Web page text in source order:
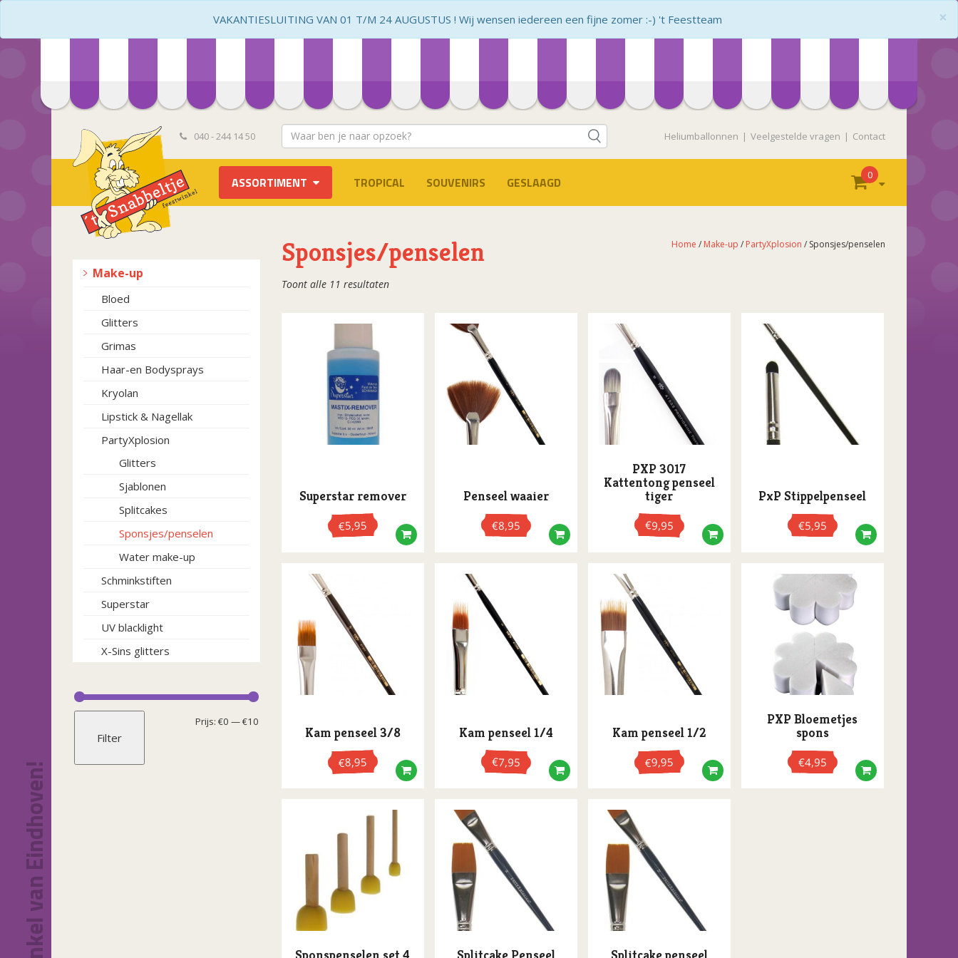
×
VAKANTIESLUITING VAN 01 T/M 24 AUGUSTUS ! Wij wensen iedereen een fijne zomer :-) 't Feestteam
040 - 244 14 50 Heliumballonnen Veelgestelde vragen Contact
ASSORTIMENT TROPICAL SOUVENIRS GESLAAGD 0
Make-up
Bloed
Glitters
Grimas
Haar-en Bodysprays
Kryolan
Lipstick & Nagellak
PartyXplosion
Glitters
Sjablonen
Splitcakes
Sponsjes/penselen
Water make-up
Schminkstiften
Superstar
UV blacklight
X-Sins glitters
Filter
Prijs: €0 —€10
Home / Make-up / PartyXplosion / Sponsjes/penselen
Sponsjes/penselen
Toont alle 11 resultatenGesorteerd
populariteit
Superstar remover
€5,95
Penseel waaier
€8,95
PXP 3017
Kattentong penseel
tiger
€9,95
PxP Stippelpenseel
€5,95
Kam penseel 3/8
€8,95
Kam penseel 1/4
€7,95
Kam penseel 1/2
€9,95
PXP Bloemetjes
spons
€4,95